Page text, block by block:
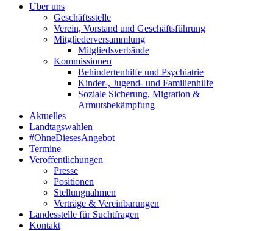
Über uns
Geschäftsstelle
Verein, Vorstand und Geschäftsführung
Mitgliederversammlung
Mitgliedsverbände
Kommissionen
Behindertenhilfe und Psychiatrie
Kinder-, Jugend- und Familienhilfe
Soziale Sicherung, Migration &
Armutsbekämpfung
Aktuelles
Landtagswahlen
#OhneDiesesAngebot
Termine
Veröffentlichungen
Presse
Positionen
Stellungnahmen
Verträge & Vereinbarungen
Landesstelle für Suchtfragen
Kontakt